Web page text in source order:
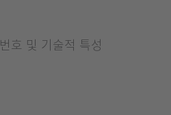
호 및 기술적 특성